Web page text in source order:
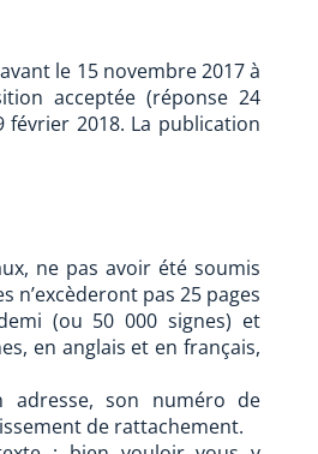
le 15 novembre 2017 à
acceptée (réponse 24
2018. La publication
ne pas avoir été soumis
n’excèderont pas 25 pages
(ou 50 000 signes) et
en anglais et en français,
adresse, son numéro de
de rattachement.